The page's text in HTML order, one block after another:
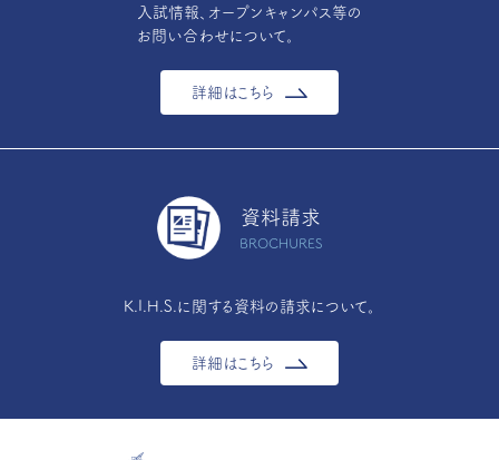
入試情報、オープンキャンパス等の
お問い合わせについて。
詳細はこちら
資料請求
BROCHURES
K.I.H.S.に関する資料の請求について。
詳細はこちら